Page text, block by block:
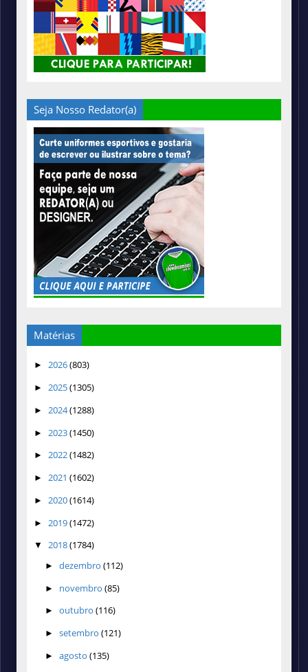
Seja Nosso Redator(a)
Matérias
► 2026(803)
► 2025(1305)
► 2024(1288)
► 2023(1450)
► 2022(1482)
► 2021 (1602)
► 2020(1614)
► 2019(1472)
▼ 2018(1784)
► dezembro (112)
► novembro (85)
► outubro (116)
► setembro (121)
► agosto (135)